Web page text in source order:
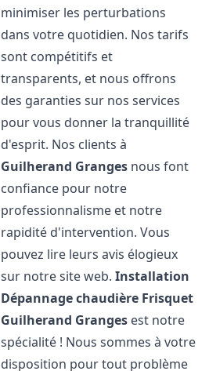
minimiser les perturbations
dans votre quotidien. Nos tarifs
sont compétitifs et
transparents, et nous offrons
des garanties sur nos services
pour vous donner la tranquillité
d'esprit. Nos clients à
Guilherand Granges nous font
confiance pour notre
professionnalisme et notre
rapidité d'intervention. Vous
pouvez lire leurs avis élogieux
sur notre site web.Installation
Dépannage chaudière Frisquet
Guilherand Granges est notre
spécialité ! Nous sommes à votre
disposition pour tout problème